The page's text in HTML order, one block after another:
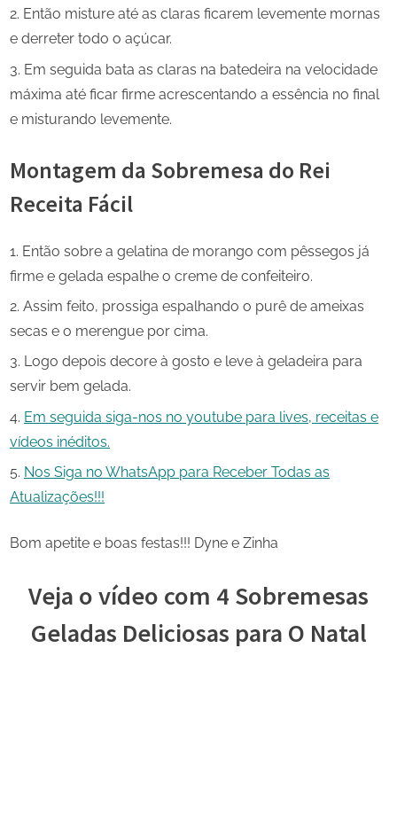
Então misture até as claras ficarem levemente mornas
e derreter todo o açúcar.
Em seguida bata as claras na batedeira na velocidade
máxima até ficar firme acrescentando a essência no final
e misturando levemente.
Montagem da Sobremesa do Rei
Receita Fácil
Então sobre a gelatina de morango com pêssegos já
firme e gelada espalhe o creme de confeiteiro.
Assim feito, prossiga espalhando o purê de ameixas
secas e o merengue por cima.
Logo depois decore à gosto e leve à geladeira para
servir bem gelada.
Em seguida siga-nos no youtube para lives, receitas e
vídeos inéditos.
Nos Siga no WhatsApp para Receber Todas as
Atualizações!!!
Bom apetite e boas festas!!! Dyne e Zinha
Veja o vídeo com 4 Sobremesas
Geladas Deliciosas para O Natal